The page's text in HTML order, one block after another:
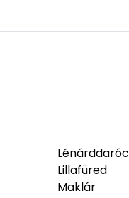
Lénárddaróc
Lillafüred
Maklár